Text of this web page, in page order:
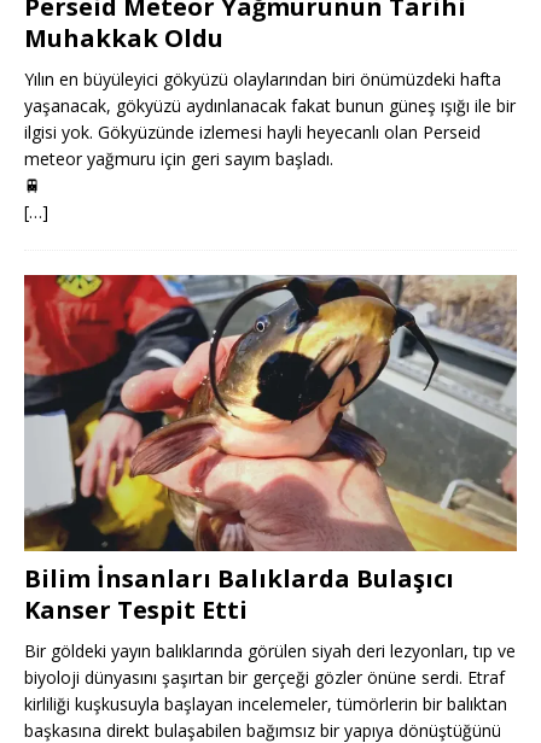
Muhakkak Oldu
Yılın en büyüleyici gökyüzü olaylarından biri önümüzdeki hafta
yaşanacak, gökyüzü aydınlanacak fakat bunun güneş ışığı ile bir
ilgisi yok. Gökyüzünde izlemesi hayli heyecanlı olan Perseid
meteor yağmuru için geri sayım başladı.
🚆
[…]
Bilim İnsanları Balıklarda Bulaşıcı
Kanser Tespit Etti
Bir göldeki yayın balıklarında görülen siyah deri lezyonları, tıp ve
biyoloji dünyasını şaşırtan bir gerçeği gözler önüne serdi. Etraf
kirliliği kuşkusuyla başlayan incelemeler, tümörlerin bir balıktan
başkasına direkt bulaşabilen bağımsız bir yapıya dönüştüğünü